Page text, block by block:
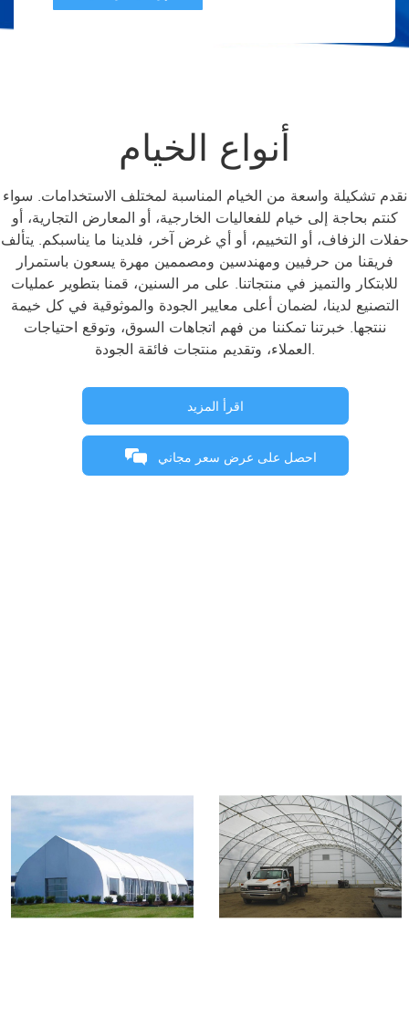
أنواع الخيام
نقدم تشكيلة واسعة من الخيام المناسبة لمختلف الاستخدامات. سواء
كنتم بحاجة إلى خيام للفعاليات الخارجية، أو المعارض التجارية، أو
حفلات الزفاف، أو التخييم، أو أي غرض آخر، فلدينا ما يناسبكم. يتألف
فريقنا من حرفيين ومهندسين ومصممين مهرة يسعون باستمرار
للابتكار والتميز في منتجاتنا. على مر السنين، قمنا بتطوير عمليات
التصنيع لدينا، لضمان أعلى معايير الجودة والموثوقية في كل خيمة
ننتجها. خبرتنا تمكننا من فهم اتجاهات السوق، وتوقع احتياجات
العملاء، وتقديم منتجات فائقة الجودة.
اقرأ المزيد
احصل على عرض سعر مجاني
أُوكَازيُون
تُركز شركة "هاي تينت" على تصنيع وبيع أنواع مختلفة من الخيام
منذ أكثر من عشر سنوات. نقدم خيامًا عالية الجودة ذات